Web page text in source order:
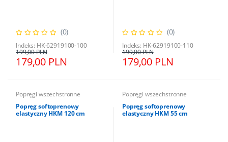
(0)
Indeks: HK-62919100-100
179,00 PLN
199,00 PLN
(0)
Indeks: HK-62919100-110
179,00 PLN
199,00 PLN
Popręgi wszechstronne
Popręg softoprenowy
elastyczny HKM 120 cm
Popręgi wszechstronne
Popręg softoprenowy
elastyczny HKM 55 cm